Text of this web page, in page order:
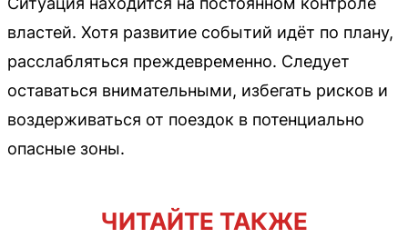
властей. Хотя развитие событий идёт по плану,
расслабляться преждевременно. Следует
оставаться внимательными, избегать рисков и
воздерживаться от поездок в потенциально
опасные зоны.
ЧИТАЙТЕ ТАКЖЕ